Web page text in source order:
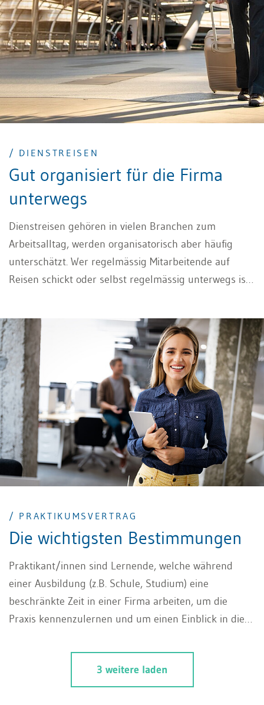
/ DIENSTREISEN
Gut organisiert für die Firma
unterwegs
Dienstreisen gehören in vielen Branchen zum
Arbeitsalltag, werden organisatorisch aber häufig
unterschätzt. Wer regelmässig Mitarbeitende auf
Reisen schickt oder selbst regelmässig unterwegs ist,
Reisezeit vergütet, wer trägt welche Kosten, und
welche Pflichten hat der Arbeitgeber unterwegs?
/ PRAKTIKUMSVERTRAG
Die wichtigsten Bestimmungen
Praktikant/innen sind Lernende, welche während
einer Ausbildung (z.B. Schule, Studium) eine
beschränkte Zeit in einer Firma arbeiten, um die
Praxis kennenzulernen und um einen Einblick in die
diese Tätigkeit werden in einem Praktikumsvertrag
festgehalten. Zudem sind so genannte Vorpraktika
möglich, welche von Ausbildungsinstitutionen
3 weitere laden